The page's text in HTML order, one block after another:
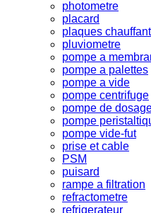
photometre
placard
plaques
pluviometre
pompe a
pompe a palettes
pompe a vide
pompe centrifuge
pompe de
pompe
pompe vide-fut
prise et cable
PSM
puisard
rampe a filtration
refractometre
refrigerateur